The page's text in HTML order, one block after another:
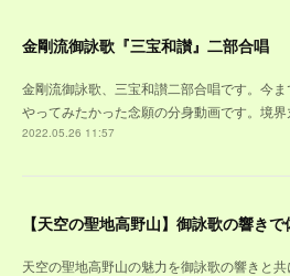
金剛流御詠歌『三宝和讃』二部合唱
金剛流御詠歌、三宝和讃二部合唱です。今ま
やってみたかった念願の分身動画です。境
2022.05.26 11:57
天空の聖地高野山の魅力を御詠歌の響きと共